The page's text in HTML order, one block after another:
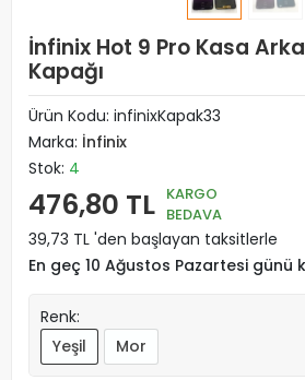
İnfinix Hot 9 Pro Kasa
Kapağı
Ürün Kodu: infinixKapak33
Marka: İnfinix
Stok: 4
476,80 TL KARGO
BEDAVA
39,73 TL 'den başlayan taksitlerle
En geç 10 Ağustos Pazartesi günü
Renk:
Yeşil
Mor